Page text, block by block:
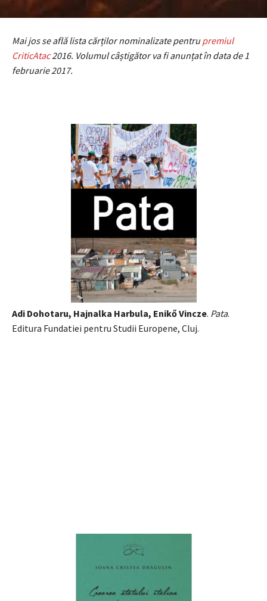
Mai jos se află lista cărților nominalizate pentrupremiul
CriticAtac2016. Volumul câștigător va fi anunțat în data de 1
februarie 2017.
Adi Dohotaru, Hajnalka Harbula, Enikő Vincze. Pata.
Editura Fundatiei pentru Studii Europene, Cluj.